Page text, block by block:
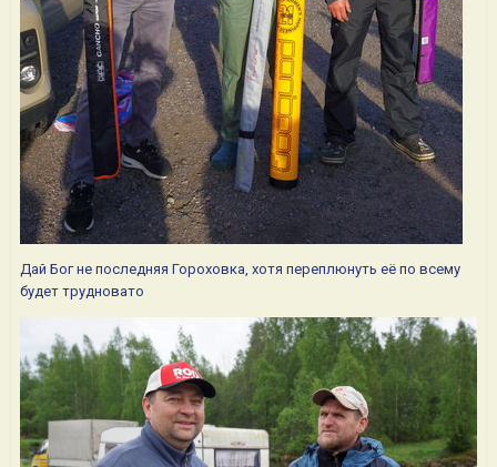
Дай Бог не последняя Гороховка, хотя переплюнуть её по всему
будет трудновато